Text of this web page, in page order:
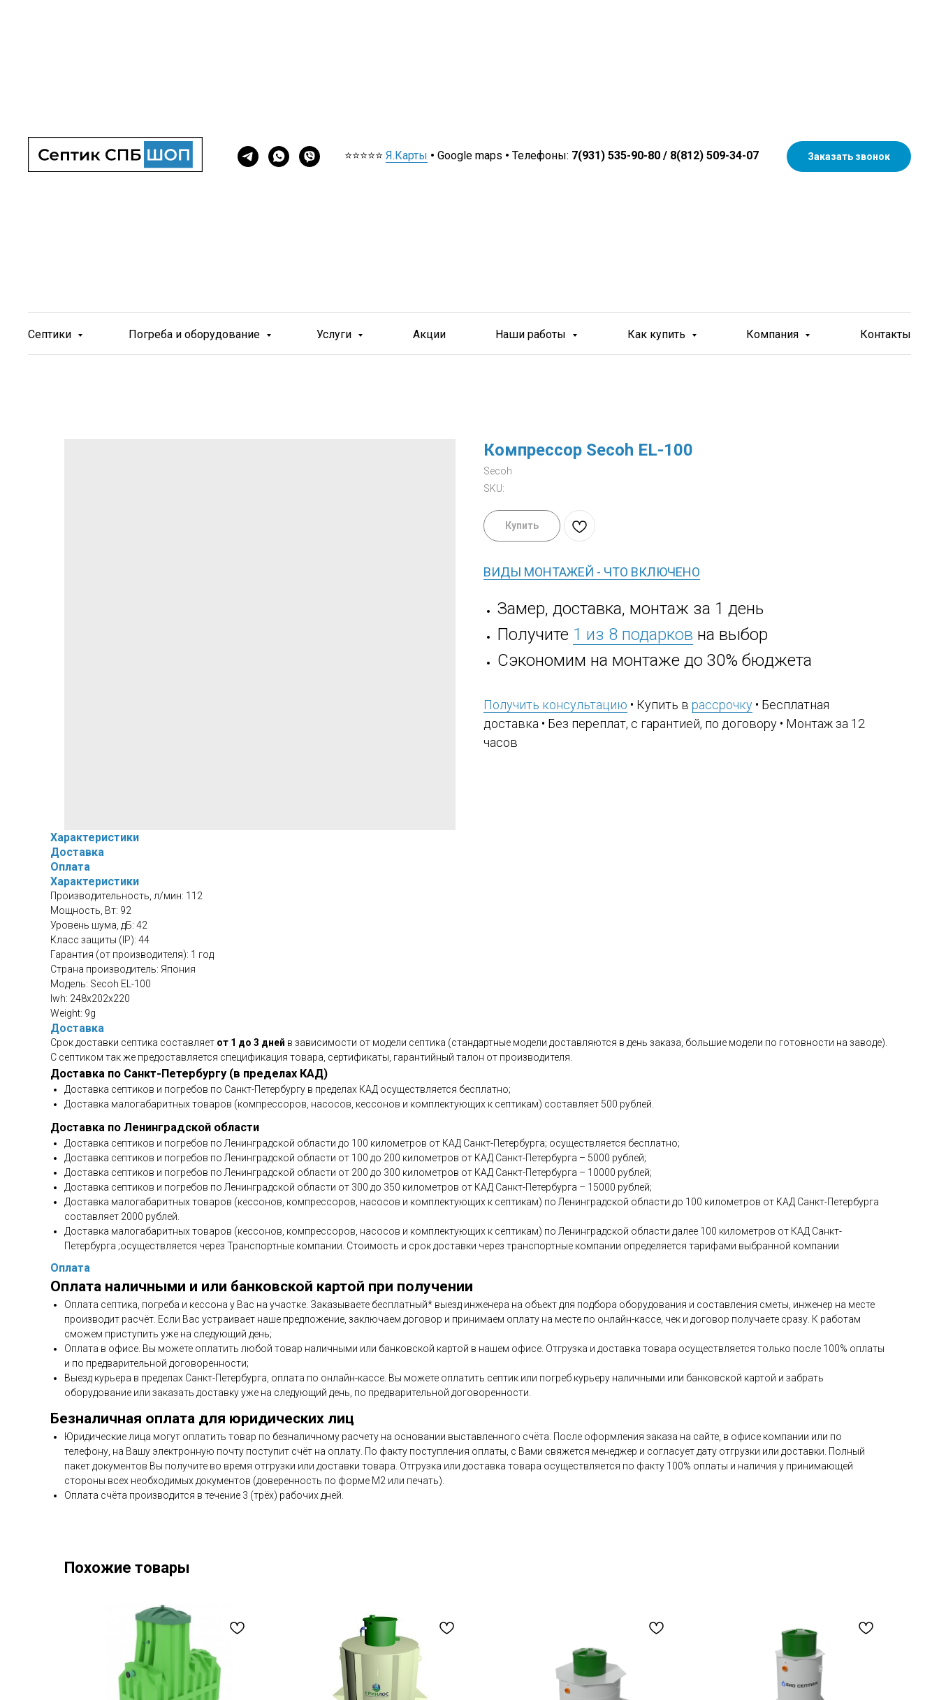
⭐⭐⭐⭐⭐ Я.Карты • Google maps • Телефоны: 7(931) 535-90-80 / 8(812) 509-34-07 Заказать звонок
Септики Погреба и оборудование Услуги Акции Наши работы Как купить Компания Контакты
Компрессор Secoh EL-100
Secoh
SKU:
Купить
ВИДЫ МОНТАЖЕЙ - ЧТО ВКЛЮЧЕНО
Замер, доставка, монтаж за 1 день
Получите 1 из 8 подарков на выбор
Сэкономим на монтаже до 30% бюджета
Получить консультацию • Купить в рассрочку • Бесплатная
доставка • Без переплат, с гарантией, по договору • Монтаж за 12
часов
Характеристики
Доставка
Оплата
Характеристики
Производительность, л/мин: 112
Мощность, Вт: 92
Уровень шума, дБ: 42
Класс защиты (IP): 44
Гарантия (от производителя): 1 год
Страна производитель: Япония
Модель: Secoh EL-100
lwh: 248x202x220
Weight: 9g
Доставка
Срок доставки септика составляет от 1 до 3 дней в зависимости от модели септика (стандартные модели доставляются в день заказа, большие модели по готовности на заводе).
С септиком так же предоставляется спецификация товара, сертификаты, гарантийный талон от производителя.
Доставка по Санкт-Петербургу (в пределах КАД)
Доставка септиков и погребов по Санкт-Петербургу в пределах КАД осуществляется бесплатно;
Доставка малогабаритных товаров (компрессоров, насосов, кессонов и комплектующих к септикам) составляет 500 рублей.
Доставка по Ленинградской области
Доставка септиков и погребов по Ленинградской области до 100 километров от КАД Санкт-Петербурга; осуществляется бесплатно;
Доставка септиков и погребов по Ленинградской области от 100 до 200 километров от КАД Санкт-Петербурга – 5000 рублей;
Доставка септиков и погребов по Ленинградской области от 200 до 300 километров от КАД Санкт-Петербурга – 10000 рублей;
Доставка септиков и погребов по Ленинградской области от 300 до 350 километров от КАД Санкт-Петербурга – 15000 рублей;
Доставка малогабаритных товаров (кессонов, компрессоров, насосов и комплектующих к септикам) по Ленинградской области до 100 километров от КАД Санкт-Петербурга
составляет 2000 рублей.
Доставка малогабаритных товаров (кессонов, компрессоров, насосов и комплектующих к септикам) по Ленинградской области далее 100 километров от КАД Санкт-
Петербурга ;осуществляется через Транспортные компании. Стоимость и срок доставки через транспортные компании определяется тарифами выбранной компании
Оплата
Оплата наличными и или банковской картой при получении
Оплата септика, погреба и кессона у Вас на участке. Заказываете бесплатный* выезд инженера на объект для подбора оборудования и составления сметы, инженер на месте
производит расчёт. Если Вас устраивает наше предложение, заключаем договор и принимаем оплату на месте по онлайн-кассе, чек и договор получаете сразу. К работам
сможем приступить уже на следующий день;
Оплата в офисе. Вы можете оплатить любой товар наличными или банковской картой в нашем офисе. Отгрузка и доставка товара осуществляется только после 100% оплаты
и по предварительной договоренности;
Выезд курьера в пределах Санкт-Петербурга, оплата по онлайн-кассе. Вы можете оплатить септик или погреб курьеру наличными или банковской картой и забрать
оборудование или заказать доставку уже на следующий день, по предварительной договоренности.
Безналичная оплата для юридических лиц
Юридические лица могут оплатить товар по безналичному расчету на основании выставленного счёта. После оформления заказа на сайте, в офисе компании или по
телефону, на Вашу электронную почту поступит счёт на оплату. По факту поступления оплаты, с Вами свяжется менеджер и согласует дату отгрузки или доставки. Полный
пакет документов Вы получите во время отгрузки или доставки товара. Отгрузка или доставка товара осуществляется по факту 100% оплаты и наличия у принимающей
стороны всех необходимых документов (доверенность по форме М2 или печать).
Оплата счёта производится в течение 3 (трёх) рабочих дней.
Похожие товары